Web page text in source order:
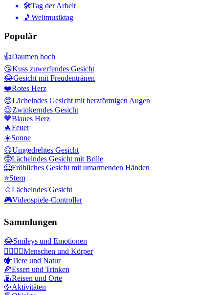
🛠Tag der Arbeit
🎵 Weltmusiktag
Populär
👍Daumen hoch
😘Kuss zuwerfendes Gesicht
😂Gesicht mit Freudentränen
❤️Rotes Herz
😍Lächelndes Gesicht mit herzförmigen Augen
😉Zwinkerndes Gesicht
💙Blaues Herz
🔥Feuer
☀️Sonne
🙃Umgedrehtes Gesicht
🤓Lächelndes Gesicht mit Brille
🤗Fröhliches Gesicht mit umarmenden Händen
⭐Stern
☺️Lächelndes Gesicht
🎮Videospiele-Controller
Sammlungen
😂Smileys und Emotionen
👩‍❤️‍💋‍👨Menschen und Körper
🐝Tiere und Natur
🍕Essen und Trinken
🌇Reisen und Orte
🥎Aktivitäten